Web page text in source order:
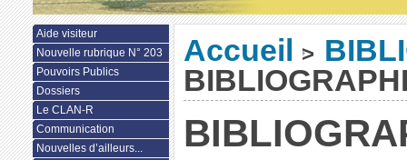
Accueil >
Aide visiteur
Nouvelle rubrique N° 203
Pouvoirs Publics
Dossiers
Le CLAN-R
Communication
Nouvelles d’ailleurs...